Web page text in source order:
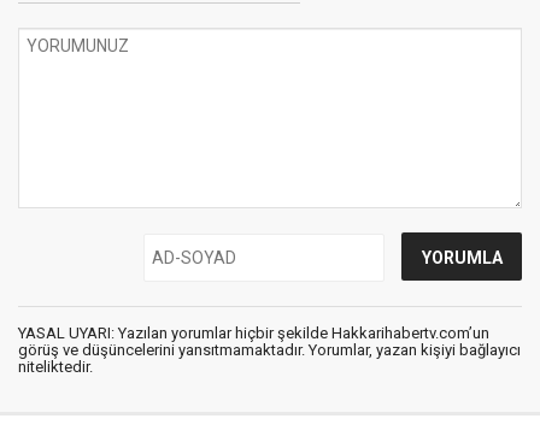
YASAL UYARI: Yazılan yorumlar hiçbir şekilde Hakkarihabertv.com’un
görüş ve düşüncelerini yansıtmamaktadır. Yorumlar, yazan kişiyi bağlayıcı
niteliktedir.